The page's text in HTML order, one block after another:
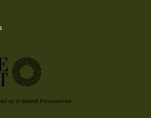
og er tilmeldt Pressenævnet